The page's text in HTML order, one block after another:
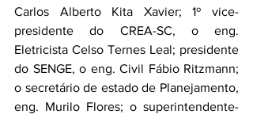
Carlos Alberto Kita Xavier; 1º vice-
presidente do CREA-SC, o eng.
Eletricista Celso Ternes Leal; presidente
do SENGE, o eng. Civil Fábio Ritzmann;
o secretário de estado de Planejamento,
eng. Murilo Flores; o superintendente-